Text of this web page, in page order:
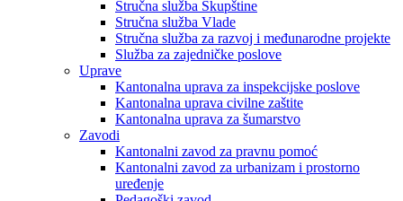
Stručna služba Skupštine
Stručna služba Vlade
Stručna služba za razvoj i međunarodne projekte
Služba za zajedničke poslove
Uprave
Kantonalna uprava za inspekcijske poslove
Kantonalna uprava civilne zaštite
Kantonalna uprava za šumarstvo
Zavodi
Kantonalni zavod za pravnu pomoć
Kantonalni zavod za urbanizam i prostorno
uređenje